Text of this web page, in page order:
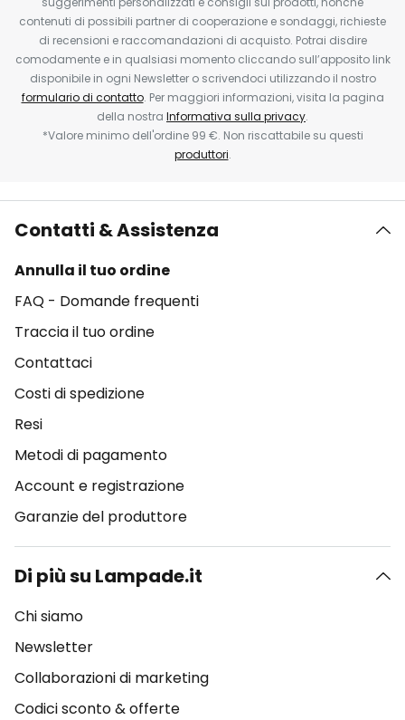
contenuti di possibili partner di cooperazione e sondaggi, richieste
di recensioni e raccomandazioni di acquisto. Potrai disdire
comodamente e in qualsiasi momento cliccando sull’apposito link
disponibile in ogni Newsletter o scrivendoci utilizzando il nostro
formulario di contatto. Per maggiori informazioni, visita la pagina
della nostra Informativa sulla privacy.
*Valore minimo dell'ordine 99 €. Non riscattabile su questi
produttori.
Contatti & Assistenza
Annulla il tuo ordine
FAQ - Domande frequenti
Traccia il tuo ordine
Contattaci
Costi di spedizione
Resi
Metodi di pagamento
Account e registrazione
Garanzie del produttore
Di più su Lampade.it
Chi siamo
Newsletter
Collaborazioni di marketing
Codici sconto & offerte